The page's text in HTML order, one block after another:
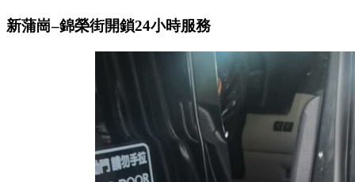
新蒲崗–錦榮街開鎖24小時服務